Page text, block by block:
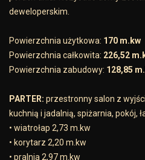
deweloperskim.
Powierzchnia użytkowa: 170 m.kw
Powierzchnia całkowita: 226,52
Powierzchnia zabudowy: 128,85
PARTER: przestronny salon z
kuchnią i jadalnią, spiżarnia, pokój,
• wiatrołap 2,73 m.kw
• korytarz 2,20 m.kw
• pralnia 2,97 m.kw